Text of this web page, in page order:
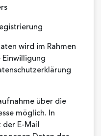
wird im Rahmen
Einwilligung
über die
möglich. In
E-Mail